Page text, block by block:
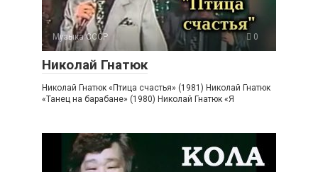
Музыка СССР 0
Николай Гнатюк
Николай Гнатюк «Птица счастья» (1981) Николай Гнатюк
«Танец на барабане» (1980) Николай Гнатюк «Я